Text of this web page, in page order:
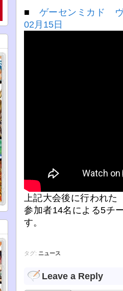
■ ゲーセンミカド
02月15日
上記大会後に行われ
参加者14名による5チ
す。
タグ: ニュース
Leave a Reply